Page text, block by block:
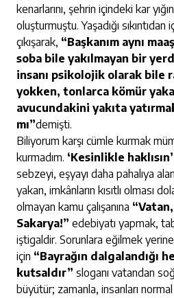
kenarlarını, şehrin içindeki kar
oluşturmuştu. Yaşadığı
çıkışarak, “Başkanım aynı
soba bile yakılmayan bir
insanı psikolojik olarak bile
yokken, tonlarca kömür
avucundakini yakıta
mı”demişti.
Biliyorum karşı cümle kurmak
kurmadım. ‘Kesinlikle haklısın’
sebzeyi, eşyayı daha pahalıya
yakan, imkânların kısıtlı olması
olmayan kamu çalışanına
Sakarya!” edebiyatı yapmak,
iştigaldir. Sorunlara eğilmek
için “Bayrağın dalgalandığı
kutsaldır” sloganı vatandan
büyütür; zamanla, insanları